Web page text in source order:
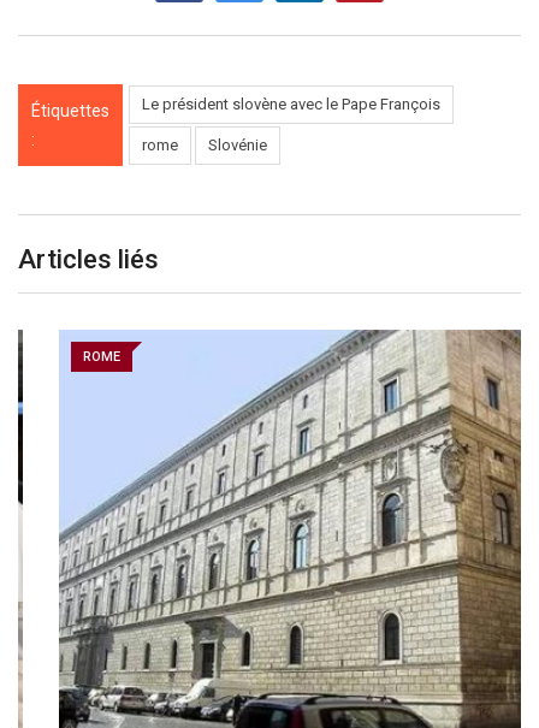
Étiquettes
:
Le président slovène avec le Pape François
rome Slovénie
Articles liés